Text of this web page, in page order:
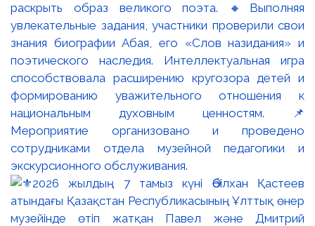
раскрыть образ великого поэта. 🔸Выполняя
увлекательные задания, участники проверили свои
знания биографии Абая, его «Слов назидания» и
поэтического наследия. Интеллектуальная игра
способствовала расширению кругозора детей и
формированию уважительного отношения к
национальным духовным ценностям. 📌
Мероприятие организовано и проведено
сотрудниками отдела музейной педагогики и
экскурсионного обслуживания.